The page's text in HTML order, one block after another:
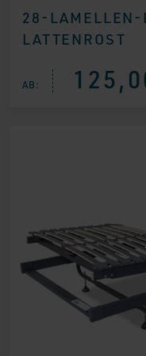
28-LAMELLEN-
LATTENROST
AB: